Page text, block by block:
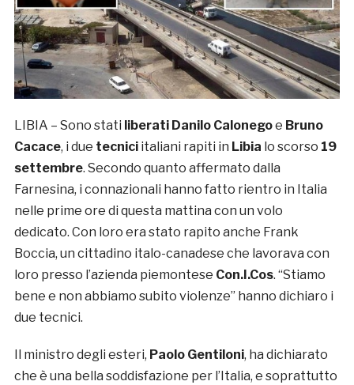
LIBIA – Sono stati liberati Danilo Calonegoe Bruno
Cacace, i due tecniciitaliani rapiti in Libia lo scorso 19
settembre. Secondo quanto affermato dalla
Farnesina, i connazionali hanno fatto rientro in Italia
nelle prime ore di questa mattina con un volo
dedicato. Con loro era stato rapito anche Frank
Boccia, un cittadino italo-canadese che lavorava con
loro presso l’azienda piemontese Con.I.Cos. “Stiamo
bene e non abbiamo subito violenze” hanno dichiaro i
due tecnici.
Il ministro degli esteri, Paolo Gentiloni, ha dichiarato
che è una bella soddisfazione per l’Italia, e soprattutto